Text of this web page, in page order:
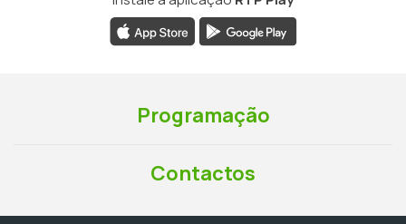
Programação
Contactos